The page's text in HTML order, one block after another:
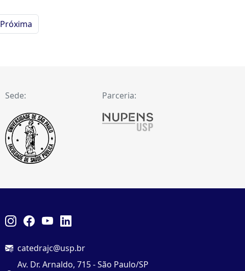
Próxima
Sede: Parceria:
catedrajc@usp.br
Av. Dr. Arnaldo, 715 - São Paulo/SP